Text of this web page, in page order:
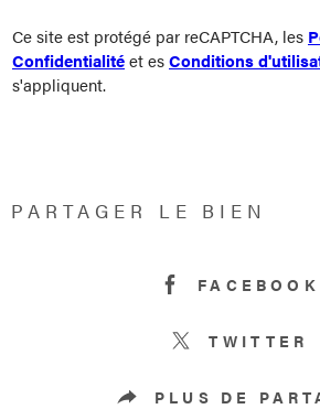
Ce site est protégé par reCAPTCHA, les
Confidentialitéet esConditions
s'appliquent.
PARTAGER LE BIEN
FACEBOOK
TWITTER
PLUS DE